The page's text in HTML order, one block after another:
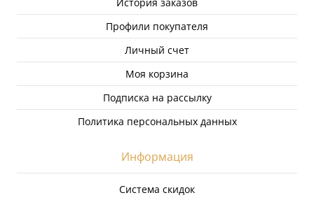
Профили покупателя
Личный счет
Моя корзина
Подписка на рассылку
Политика персональных данных
Информация
Система скидок